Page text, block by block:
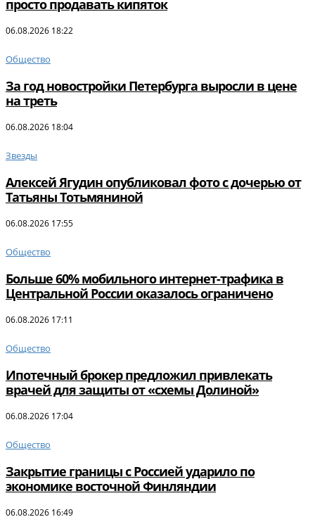
просто продавать кипяток
06.08.2026 18:22
Общество
За год новостройки Петербурга выросли в цене
на треть
06.08.2026 18:04
Звезды
Алексей Ягудин опубликовал фото с дочерью от
Татьяны Тотьмяниной
06.08.2026 17:55
Общество
Больше 60% мобильного интернет-трафика в
Центральной России оказалось ограничено
06.08.2026 17:11
Общество
Ипотечный брокер предложил привлекать
врачей для защиты от «схемы Долиной»
06.08.2026 17:04
Общество
Закрытие границы с Россией ударило по
экономике восточной Финляндии
06.08.2026 16:49